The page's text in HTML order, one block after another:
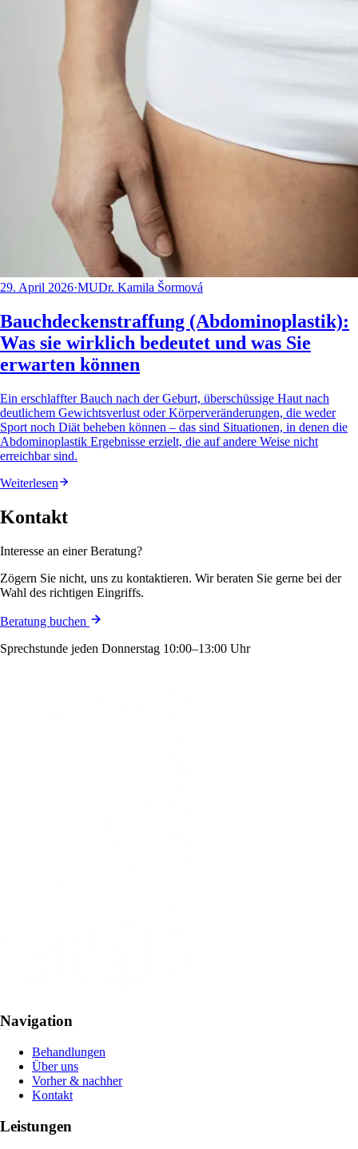
29. April 2026·MUDr. Kamila Šormová
Bauchdeckenstraffung (Abdominoplastik):
Was sie wirklich bedeutet und was Sie
erwarten können
Ein erschlaffter Bauch nach der Geburt, überschüssige Haut nach
deutlichem Gewichtsverlust oder Körperveränderungen, die weder
Sport noch Diät beheben können – das sind Situationen, in denen die
Abdominoplastik Ergebnisse erzielt, die auf andere Weise nicht
erreichbar sind.
Weiterlesen
Kontakt
Interesse an einer Beratung?
Zögern Sie nicht, uns zu kontaktieren. Wir beraten Sie gerne bei der
Wahl des richtigen Eingriffs.
Beratung buchen
Sprechstunde jeden Donnerstag 10:00–13:00 Uhr
Navigation
Behandlungen
Über uns
Vorher & nachher
Kontakt
Leistungen